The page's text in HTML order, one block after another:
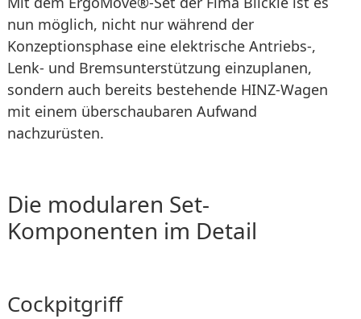
nun möglich, nicht nur während der
Konzeptionsphase eine elektrische Antriebs-,
Lenk- und Bremsunterstützung einzuplanen,
sondern auch bereits bestehende HINZ-Wagen
mit einem überschaubaren Aufwand
nachzurüsten.
Die modularen Set-
Komponenten im Detail
Cockpitgriff